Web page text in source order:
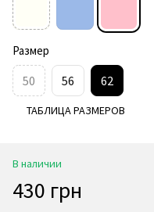
Размер
50 56 62
ТАБЛИЦА РАЗМЕРОВ
В наличии
430 грн